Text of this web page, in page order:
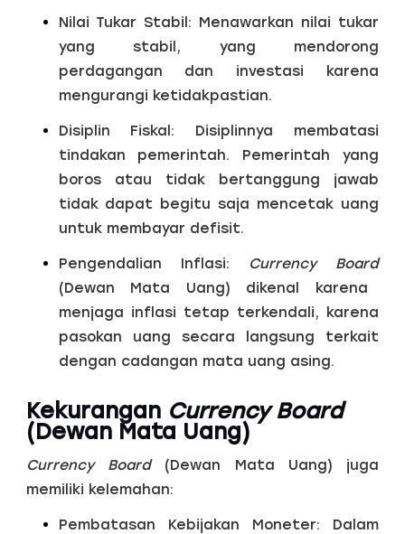
Nilai Tukar Stabil: Menawarkan nilai tukar
yang stabil, yang mendorong
perdagangan dan investasi karena
mengurangi ketidakpastian.
Disiplin Fiskal: Disiplinnya membatasi
tindakan pemerintah. Pemerintah yang
boros atau tidak bertanggung jawab
tidak dapat begitu saja mencetak uang
untuk membayar defisit.
Pengendalian Inflasi:
Currency Board
(Dewan Mata Uang) dikenal karena
menjaga inflasi tetap terkendali, karena
pasokan uang secara langsung terkait
dengan cadangan mata uang asing.
Kekurangan Currency Board
(Dewan Mata Uang)
Currency Board(Dewan Mata Uang) juga
memiliki kelemahan:
Pembatasan Kebijakan Moneter: Dalam